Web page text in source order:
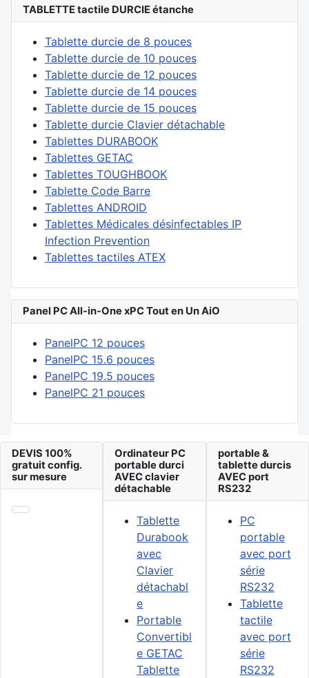
TABLETTE tactile DURCIE étanche
Tablette durcie de 8 pouces
Tablette durcie de 10 pouces
Tablette durcie de 12 pouces
Tablette durcie de 14 pouces
Tablette durcie de 15 pouces
Tablette durcie Clavier détachable
Tablettes DURABOOK
Tablettes GETAC
Tablettes TOUGHBOOK
Tablette Code Barre
Tablettes ANDROID
Tablettes Médicales désinfectables IP
Infection Prevention
Tablettes tactiles ATEX
Panel PC All-in-One xPC Tout en Un AiO
PanelPC 12 pouces
PanelPC 15.6 pouces
PanelPC 19.5 pouces
PanelPC 21 pouces
DEVIS 100%
gratuit config.
sur mesure
Ordinateur PC
portable durci
AVEC clavier
détachable
Tablette
Durabook
avec
Clavier
détachabl
e
Portable
Convertibl
e GETAC
Tablette
portable &
tablette durcis
AVEC port
RS232
PC
portable
avec port
série
RS232
Tablette
tactile
avec port
série
RS232